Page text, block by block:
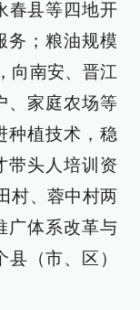
春县等四地开
务；粮油规模
向南安、晋江
、家庭农场等
种植技术，稳
带头人培训资
村、蓉中村两
广体系改革与
（市、区）